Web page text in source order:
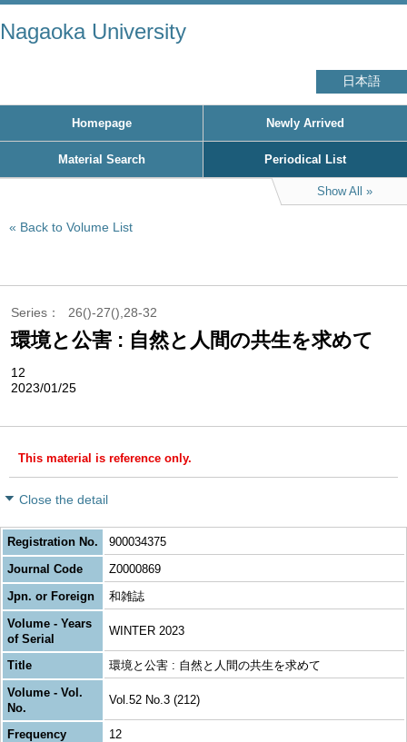
Nagaoka University
日本語
Homepage Newly Arrived
Material Search Periodical List
Show All
Back to Volume List
Series 26()-27(),28-32
環境と公害 : 自然と人間の共生を求めて
12
2023/01/25
This material is reference only.
Close the detail
Registration No.
900034375
Journal Code
Z0000869
Jpn. or Foreign
和雑誌
Volume - Years
of Serial
WINTER 2023
Title
環境と公害 : 自然と人間の共生を求めて
Volume - Vol.
No.
Vol.52 No.3 (212)
Frequency
12